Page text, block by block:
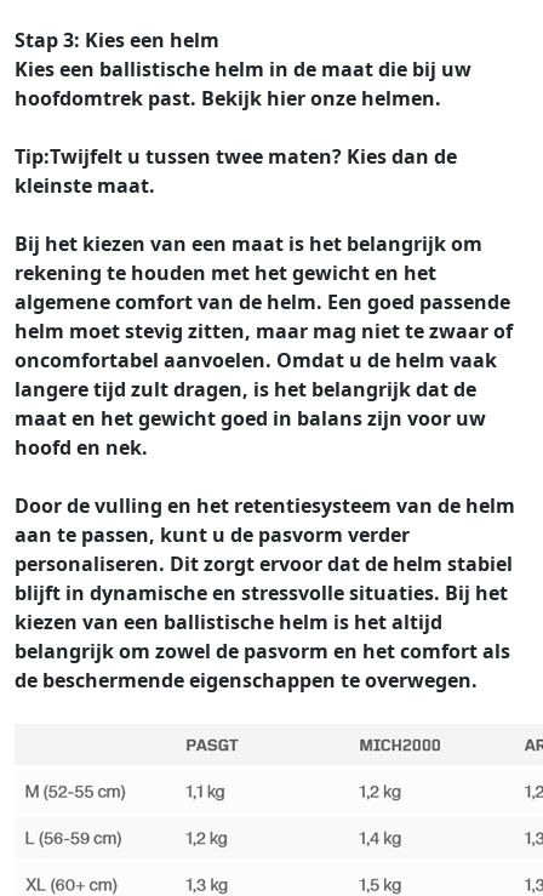
Stap 3: Kies een helm
Kies een ballistische helm in de maat die bij uw
hoofdomtrek past. Bekijk hier onze helmen.
Tip:Twijfelt u tussen twee maten? Kies dan de
kleinste maat.
Bij het kiezen van een maat is het belangrijk om
rekening te houden met het gewicht en het
algemene comfort van de helm. Een goed passende
helm moet stevig zitten, maar mag niet te zwaar of
oncomfortabel aanvoelen. Omdat u de helm vaak
langere tijd zult dragen, is het belangrijk dat de
maat en het gewicht goed in balans zijn voor uw
hoofd en nek.
Door de vulling en het retentiesysteem van de helm
aan te passen, kunt u de pasvorm verder
personaliseren. Dit zorgt ervoor dat de helm stabiel
blijft in dynamische en stressvolle situaties. Bij het
kiezen van een ballistische helm is het altijd
belangrijk om zowel de pasvorm en het comfort als
de beschermende eigenschappen te overwegen.